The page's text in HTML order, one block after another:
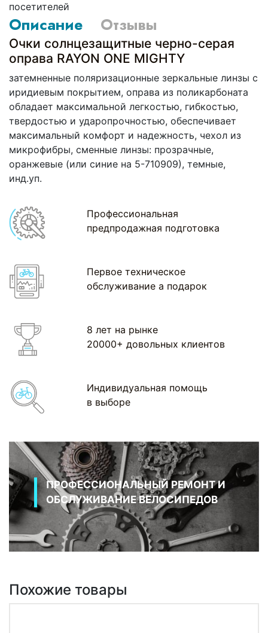
посетителей
Описание Отзывы
Очки солнцезащитные черно-серая
оправа RAYON ONE MIGHTY
затемненные поляризационные зеркальные линзы с
иридиевым покрытием, оправа из поликарбоната
обладает максимальной легкостью, гибкостью,
твердостью и ударопрочностью, обеспечивает
максимальный комфорт и надежность, чехол из
микрофибры, сменные линзы: прозрачные,
оранжевые (или синие на 5-710909), темные,
инд.уп.
Профессиональная
предпродажная подготовка
Первое техническое
обслуживание а подарок
8 лет на рынке
20000+ довольных клиентов
Индивидуальная помощь
в выборе
ПРОФЕССИОНАЛЬНЫЙ РЕМОНТ И
ОБСЛУЖИВАНИЕ ВЕЛОСИПЕДОВ
Похожие товары